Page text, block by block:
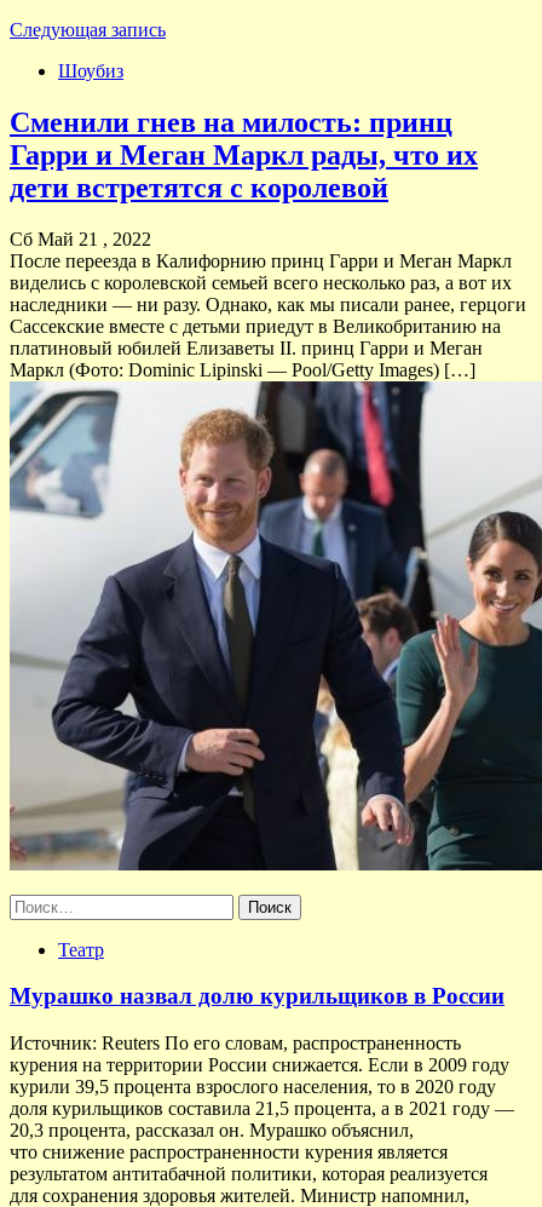
Следующая запись
Шоубиз
Сменили гнев на милость: принц
Гарри и Меган Маркл рады, что их
дети встретятся с королевой
Сб Май 21 , 2022
После переезда в Калифорнию принц Гарри и Меган Маркл
виделись с королевской семьей всего несколько раз, а вот их
наследники — ни разу. Однако, как мы писали ранее, герцоги
Сассекские вместе с детьми приедут в Великобританию на
платиновый юбилей Елизаветы II. принц Гарри и Меган
Маркл (Фото: Dominic Lipinski — Pool/Getty Images) […]
Найти:
Театр
Мурашко назвал долю курильщиков в России
Источник: Reuters По его словам, распространенность
курения на территории России снижается. Если в 2009 году
курили 39,5 процента взрослого населения, то в 2020 году
доля курильщиков составила 21,5 процента, а в 2021 году —
20,3 процента, рассказал он. Мурашко объяснил,
что снижение распространенности курения является
результатом антитабачной политики, которая реализуется
для сохранения здоровья жителей. Министр напомнил,